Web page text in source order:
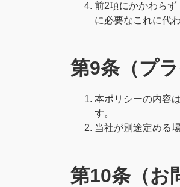
前2項にかかわら
に必要なこれに代
第9条（プ
本ポリシーの内容
す。
当社が別途定める
第10条（お